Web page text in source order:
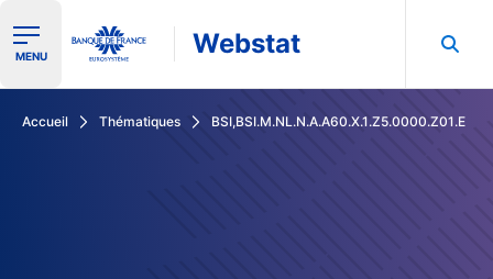
Ouvrir le menu de navigation
MENU Webstat
Accueil Thématiques BSI,BSI.M.NL.N.A.A60.X.1.Z5.0000.Z01.E